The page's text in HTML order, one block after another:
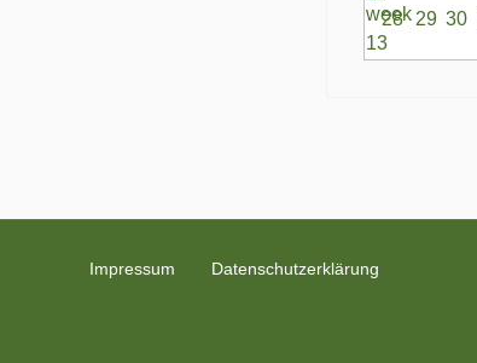
28 29 30
Impressum Datenschutzerklärung